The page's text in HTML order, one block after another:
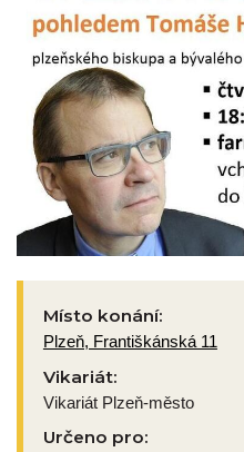
Místo konání:
Plzeň, Františkánská 11
Vikariát:
Vikariát Plzeň-město
Určeno pro: